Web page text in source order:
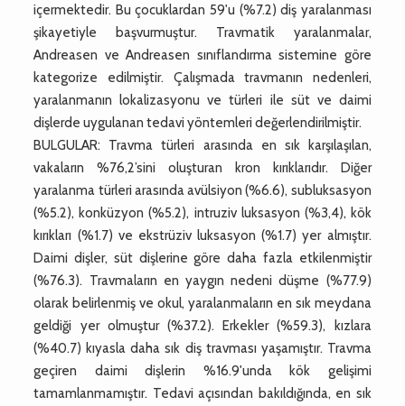
içermektedir. Bu çocuklardan 59'u (%7.2) diş yaralanması
şikayetiyle başvurmuştur. Travmatik yaralanmalar,
Andreasen ve Andreasen sınıflandırma sistemine göre
kategorize edilmiştir. Çalışmada travmanın nedenleri,
yaralanmanın lokalizasyonu ve türleri ile süt ve daimi
dişlerde uygulanan tedavi yöntemleri değerlendirilmiştir.
BULGULAR: Travma türleri arasında en sık karşılaşılan,
vakaların %76,2’sini oluşturan kron kırıklarıdır. Diğer
yaralanma türleri arasında avülsiyon (%6.6), subluksasyon
(%5.2), konküzyon (%5.2), intruziv luksasyon (%3,4), kök
kırıkları (%1.7) ve ekstrüziv luksasyon (%1.7) yer almıştır.
Daimi dişler, süt dişlerine göre daha fazla etkilenmiştir
(%76.3). Travmaların en yaygın nedeni düşme (%77.9)
olarak belirlenmiş ve okul, yaralanmaların en sık meydana
geldiği yer olmuştur (%37.2). Erkekler (%59.3), kızlara
(%40.7) kıyasla daha sık diş travması yaşamıştır. Travma
geçiren daimi dişlerin %16.9'unda kök gelişimi
tamamlanmamıştır. Tedavi açısından bakıldığında, en sık